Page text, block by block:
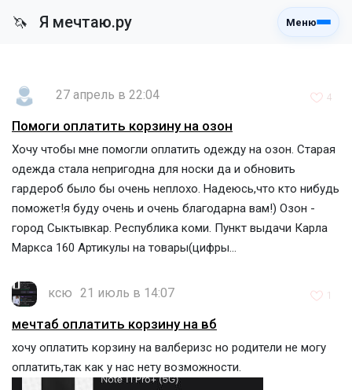
🦄 Я мечтаю.ру Меню
27 апрель в 22:04 4
Помоги оплатить корзину на озон
Хочу чтобы мне помогли оплатить одежду на озон. Старая
одежда стала непригодна для носки да и обновить
гардероб было бы очень неплохо. Надеюсь,что кто нибудь
поможет!я буду очень и очень благодарна вам!) Озон -
город Сыктывкар. Республика коми. Пункт выдачи Карла
Маркса 160 Артикулы на товары(цифры...
ксю 21 июль в 14:07 1
мечтаб оплатить корзину на вб
хочу оплатить корзину на валберизс но родители не могу
оплатить,так как у нас нету возможности.